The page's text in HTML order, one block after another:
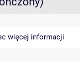
więcej informacji